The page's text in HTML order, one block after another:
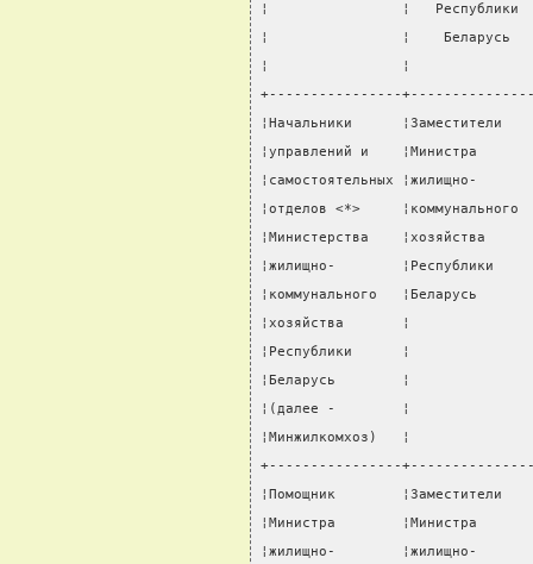
¦                ¦
¦                ¦
¦                ¦
+----------------
¦Начальники
¦управлений и
¦самостоятельных
¦отделов <*>
¦Министерства
¦жилищно-
¦коммунального
¦хозяйства       ¦
¦Республики      ¦
¦Беларусь        ¦
¦(далее -        ¦
¦Минжилкомхоз)   ¦
+----------------
¦Помощник
¦Министра
¦жилищно-